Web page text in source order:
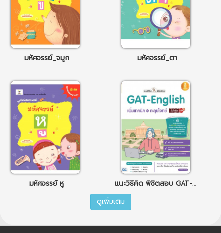
มหัศจรรย์_จมูก มหัศจรรย์_ตา
มหัศจรรย์ หู
แนะวิธีคิด พิชิตสอบ GAT-English เพิ่มเทคนิค+ตะลุยโจทย์ มั่นใจเต็ม 100
ดูเพิ่มเติม